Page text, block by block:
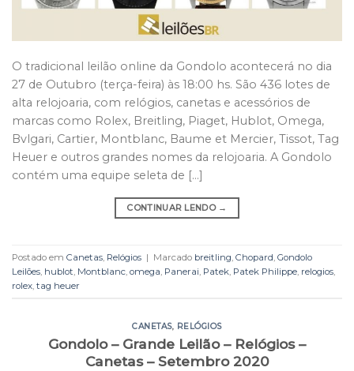
O tradicional leilão online da Gondolo acontecerá no dia
27 de Outubro (terça-feira) às 18:00 hs. São 436 lotes de
alta relojoaria, com relógios, canetas e acessórios de
marcas como Rolex, Breitling, Piaget, Hublot, Omega,
Bvlgari, Cartier, Montblanc, Baume et Mercier, Tissot, Tag
Heuer e outros grandes nomes da relojoaria. A Gondolo
contém uma equipe seleta de […]
CONTINUAR LENDO →
Postado em Canetas Relógios | Marcado breitling Chopard Gondolo
Leilões hublot Montblanc omega Panerai Patek Patek Philippe relogios
rolex tag heuer
CANETAS, RELÓGIOS
Gondolo – Grande Leilão – Relógios –
Canetas – Setembro 2020